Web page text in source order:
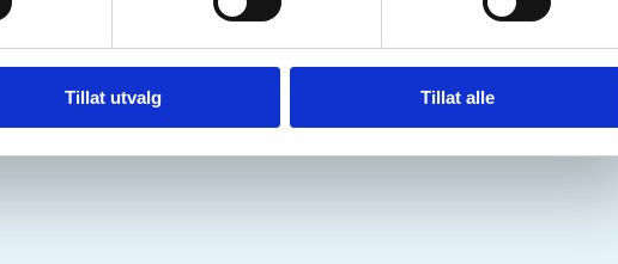
Tillat utvalg Tillat alle